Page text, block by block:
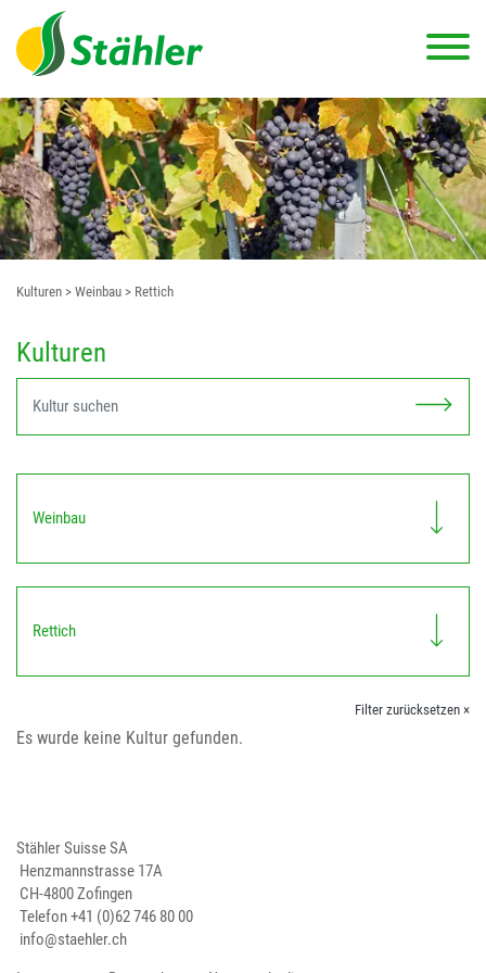
Kulturen > Weinbau > Rettich
Kulturen
Weinbau
Rettich
Filter zurücksetzen ×
Es wurde keine Kultur gefunden.
Stähler Suisse SA
Henzmannstrasse 17A
CH-4800 Zofingen
Telefon+41 (0)62 746 80 00
info@staehler.ch